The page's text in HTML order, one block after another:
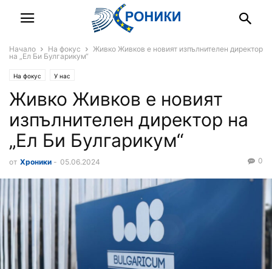
Начало На фокус
Живко Живков е новият изпълнителен директор
на „Ел Би Булгарикум“
На фокус У нас
Живко Живков е новият
изпълнителен директор на
„Ел Би Булгарикум“
от Хроники - 05.06.2024 0